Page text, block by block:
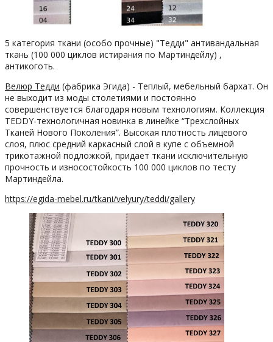
5 категория ткани (особо прочные) "Тедди" антивандальная
ткань (100 000 циклов истирания по Мартиндейлу) ,
антикоготь.
Велюр Тедди (фабрика Эгида) - Теплый, мебельный бархат. Он
не выходит из моды столетиями и постоянно
совершенствуется благодаря новым технологиям. Коллекция
TEDDY-технологичная новинка в линейке “Трехслойных
Тканей Нового Поколения”. Высокая плотность лицевого
слоя, плюс средний каркасный слой в купе с объемной
трикотажной подложкой, придает ткани исключительную
прочность и износостойкость 100 000 циклов по тесту
Мартиндейла.
https://egida-mebel.ru/tkani/velyury/teddi/gallery